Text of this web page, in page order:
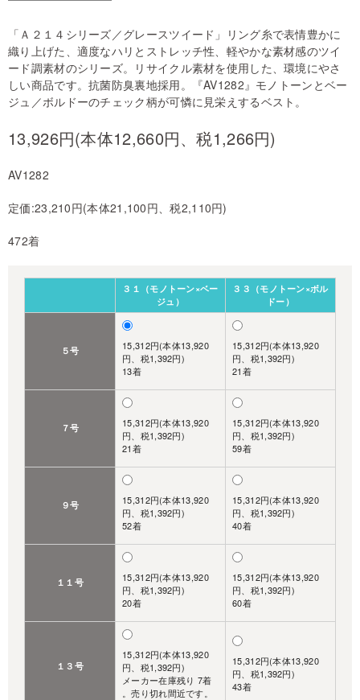
「Ａ２１４シリーズ／グレースツイード」リング糸で表情豊かに
織り上げた、適度なハリとストレッチ性、軽やかな素材感のツイ
ード調素材のシリーズ。リサイクル素材を使用した、環境にやさ
しい商品です。抗菌防臭裏地採用。『AV1282』モノトーンとベー
ジュ／ボルドーのチェック柄が可憐に見栄えするベスト。
13,926円(本体12,660円、税1,266円)
AV1282
定価:23,210円(本体21,100円、税2,110円)
472着
３１（モノトーン×ベー
ジュ）
３３（モノトーン×ボル
ドー）
５号
15,312円(本体13,920
円、税1,392円)
13着
15,312円(本体13,920
円、税1,392円)
21着
７号
15,312円(本体13,920
円、税1,392円)
21着
15,312円(本体13,920
円、税1,392円)
59着
９号
15,312円(本体13,920
円、税1,392円)
52着
15,312円(本体13,920
円、税1,392円)
40着
１１号
15,312円(本体13,920
円、税1,392円)
20着
15,312円(本体13,920
円、税1,392円)
60着
１３号
15,312円(本体13,920
円、税1,392円)
メーカー在庫残り 7着
。売り切れ間近です。
15,312円(本体13,920
円、税1,392円)
43着